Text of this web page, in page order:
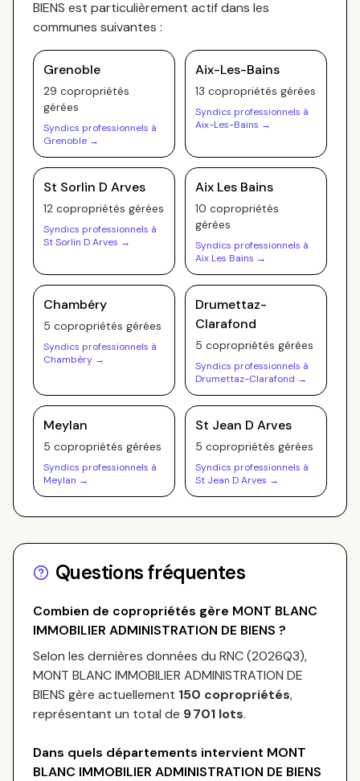
BIENS est particulièrement actif dans les
communes suivantes :
Grenoble
29 copropriétés
gérées
Syndics professionnels à
Grenoble →
Aix-Les-Bains
13 copropriétés gérées
Syndics professionnels à
Aix-Les-Bains →
St Sorlin D Arves
12 copropriétés gérées
Syndics professionnels à
St Sorlin D Arves →
Aix Les Bains
10 copropriétés
gérées
Syndics professionnels à
Aix Les Bains →
Chambéry
5 copropriétés gérées
Syndics professionnels à
Chambéry →
Drumettaz-
Clarafond
5 copropriétés gérées
Syndics professionnels à
Drumettaz-Clarafond →
Meylan
5 copropriétés gérées
Syndics professionnels à
Meylan →
St Jean D Arves
5 copropriétés gérées
Syndics professionnels à
St Jean D Arves →
Questions fréquentes
Combien de copropriétés gère MONT BLANC
IMMOBILIER ADMINISTRATION DE BIENS ?
Selon les dernières données du RNC (2026Q3),
MONT BLANC IMMOBILIER ADMINISTRATION DE
BIENS gère actuellement 150 copropriétés,
représentant un total de 9 701 lots.
Dans quels départements intervient MONT
BLANC IMMOBILIER ADMINISTRATION DE BIENS